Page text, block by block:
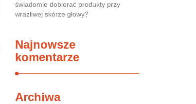
świadomie dobierać produkty przy
wrażliwej skórze głowy?
Najnowsze
komentarze
Archiwa